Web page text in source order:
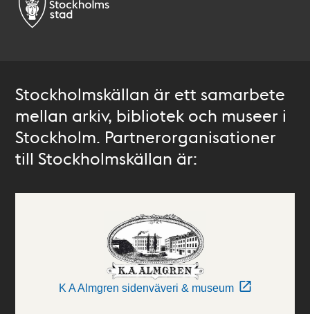
Stockholmskällan är ett samarbete
mellan arkiv, bibliotek och museer i
Stockholm. Partnerorganisationer
till Stockholmskällan är:
K A Almgren sidenväveri & museum